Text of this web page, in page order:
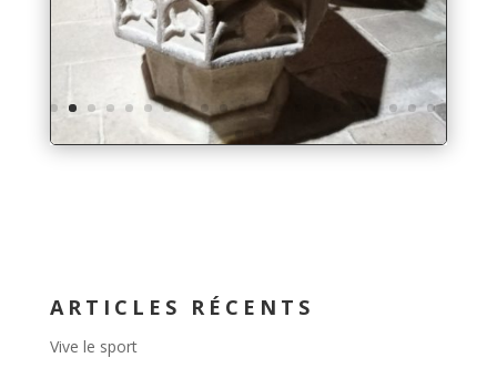
ARTICLES RÉCENTS
Vive le sport